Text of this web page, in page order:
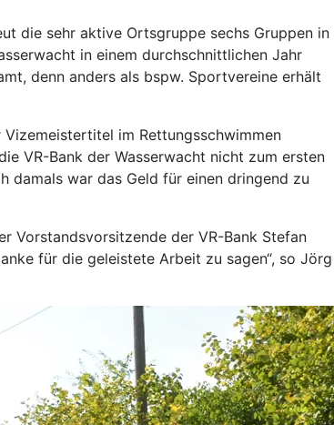
die sehr aktive Ortsgruppe sechs Gruppen in
in einem durchschnittlichen Jahr
denn anders als bspw. Sportvereine erhält
im Rettungsschwimmen
VR-Bank der Wasserwacht nicht zum ersten
damals war das Geld für einen dringend zu
Vorstandsvorsitzende der VR-Bank Stefan
für die geleistete Arbeit zu sagen“, so Jörg